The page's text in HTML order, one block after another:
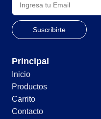
Principal
Inicio
Productos
Carrito
Contacto